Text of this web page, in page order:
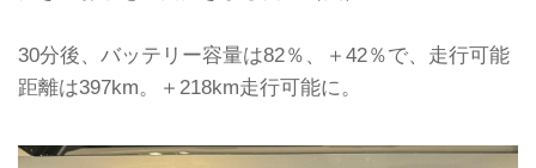
30分後、バッテリー容量は82％、＋42％で、走行可能
距離は397km。＋218km走行可能に。